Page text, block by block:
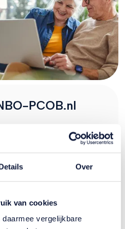
Over
van cookies
vergelijkbare
PCOB.nl